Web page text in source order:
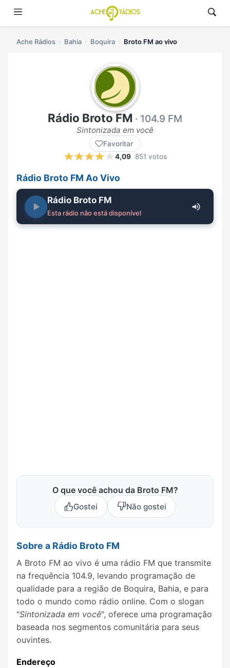
Ache Rádios Bahia Boquira Broto FM ao vivo
Rádio Broto FM · 104.9 FM
Sintonizada em você
Favoritar
4,09 851 votos
Rádio Broto FM Ao Vivo
Rádio Broto FM
Esta rádio não está disponível
O que você achou da Broto FM?
Gostei Não gostei
Sobre a Rádio Broto FM
A Broto FM ao vivo é uma rádio FM que transmite
na frequência 104.9, levando programação de
qualidade para a região de Boquira, Bahia, e para
todo o mundo como rádio online. Com o slogan
"Sintonizada em você", oferece uma programação
baseada nos segmentos comunitária para seus
ouvintes.
Endereço